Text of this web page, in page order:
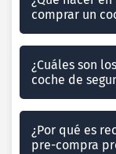
comprar un
¿Cuáles son
coche de
¿Por qué es
pre-compra